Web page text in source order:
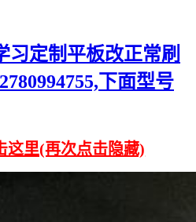
习定制平板改正常刷
下面型号
这里(再次点击隐藏)